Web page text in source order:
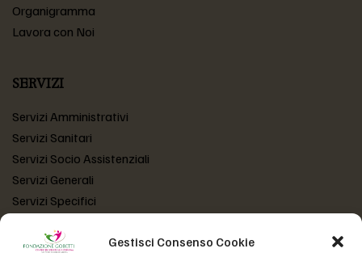
Gestisci Consenso Cookie
Organigramma
Lavora con Noi
SERVIZI
Servizi Amministrativi
Servizi Sanitari
Servizi Socio Assistenziali
Servizi Generali
Servizi Specifici
LINK UTILI